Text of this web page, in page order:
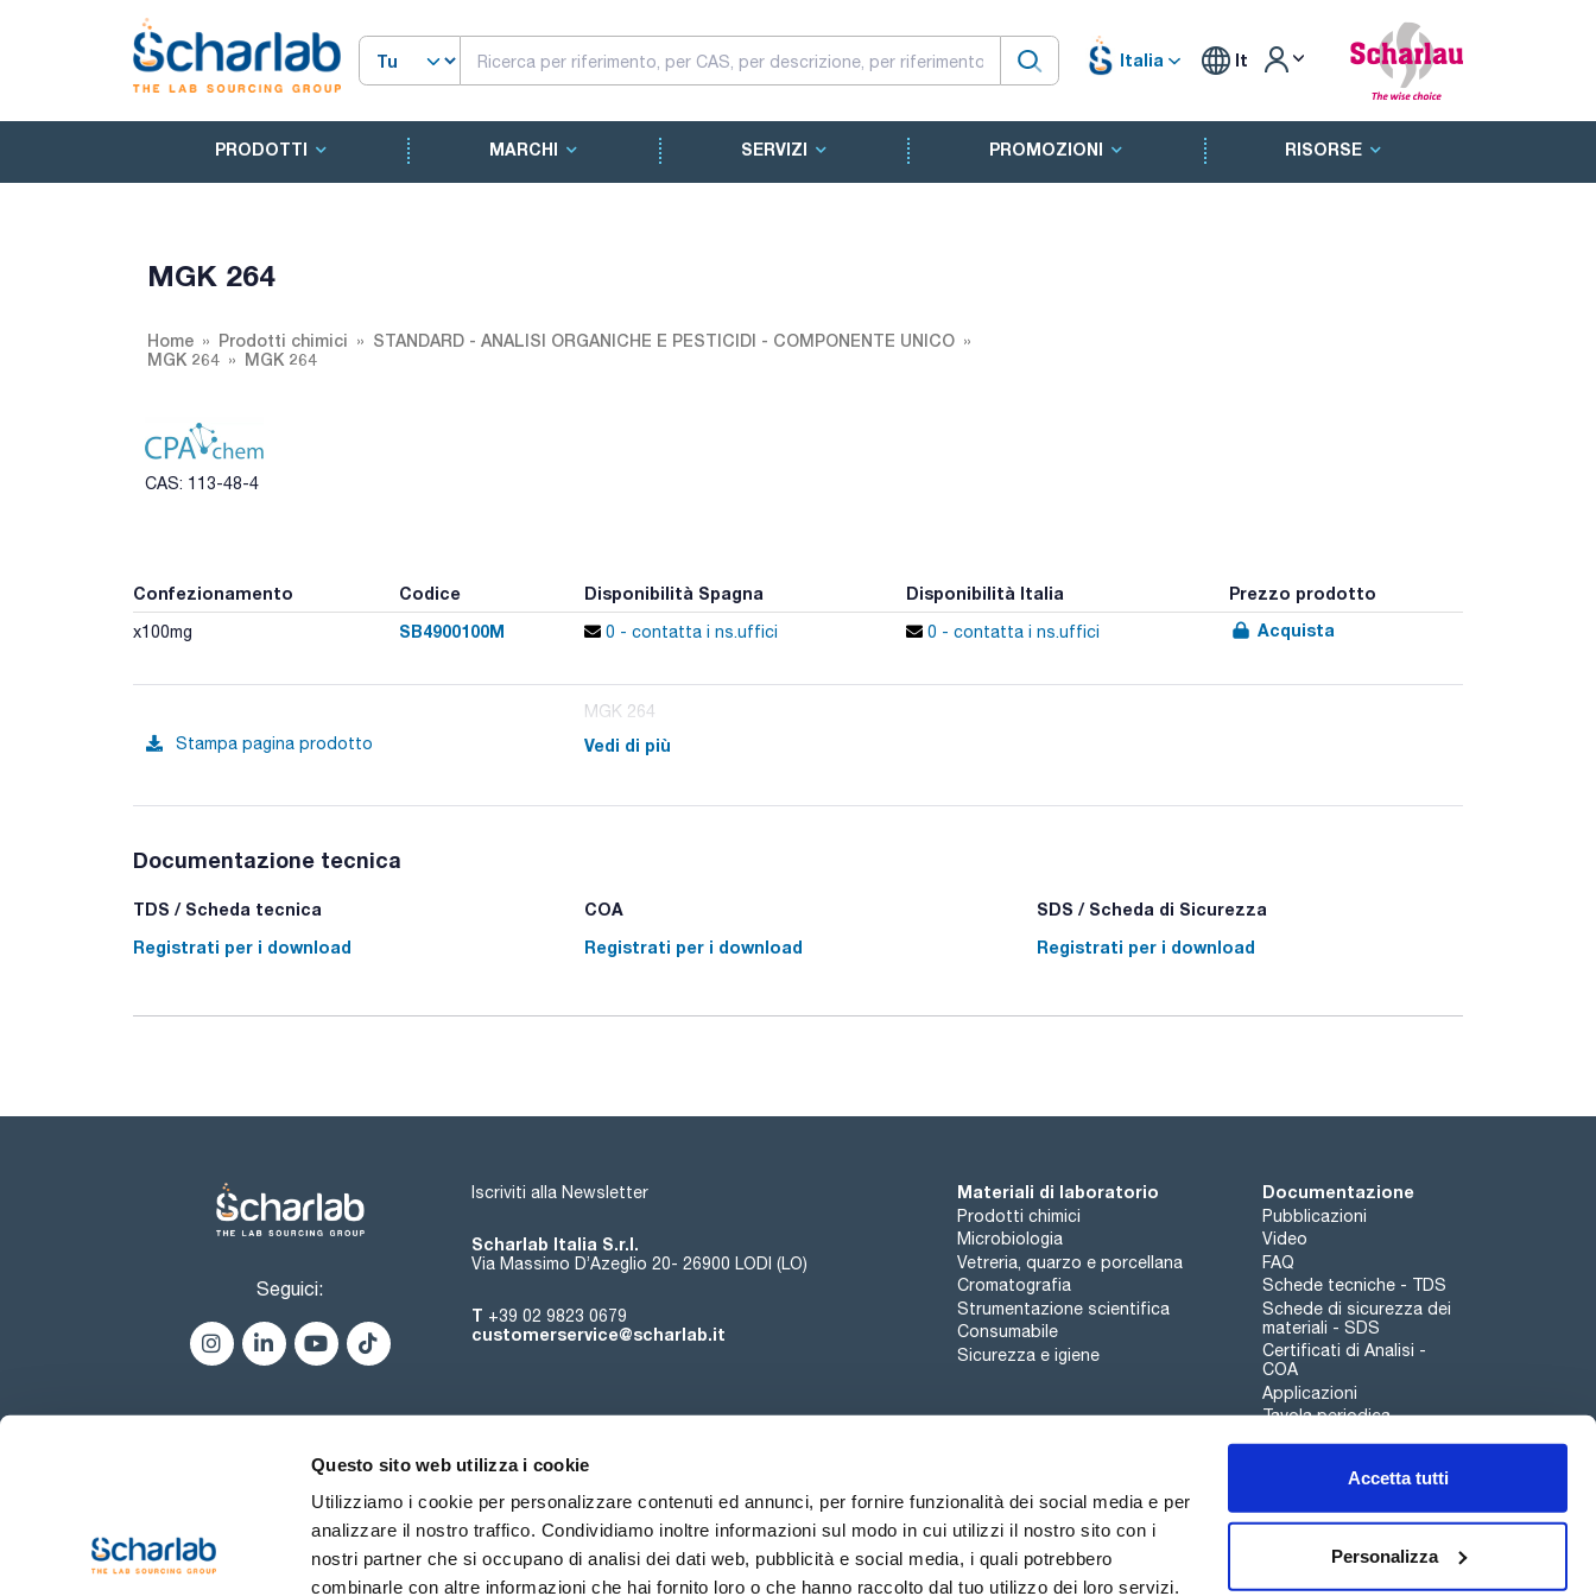
Questo sito web utilizza i cookie
Utilizziamo i cookie per personalizzare contenuti ed annunci, per fornire funzionalità dei social media e per
analizzare il nostro traffico. Condividiamo inoltre informazioni sul modo in cui utilizzi il nostro sito con i
nostri partner che si occupano di analisi dei dati web, pubblicità e social media, i quali potrebbero
combinarle con altre informazioni che hai fornito loro o che hanno raccolto dal tuo utilizzo dei loro servizi.
Accetta tutti
Personalizza
Italia It
PRODOTTI MARCHI SERVIZI PROMOZIONI RISORSE
MGK 264
Home Prodotti chimici
STANDARD - ANALISI ORGANICHE E PESTICIDI - COMPONENTE UNICO
MGK 264
MGK 264
CAS: 113-48-4
Confezionamento Codice Disponibilità Spagna Disponibilità Italia Prezzo prodotto
x100mg SB4900100M 0 - contatta i ns.uffici 0 - contatta i ns.uffici Acquista
Stampa pagina prodotto
MGK 264
Vedi di più
Documentazione tecnica
TDS / Scheda tecnica
Registrati per i download
COA
Registrati per i download
SDS / Scheda di Sicurezza
Registrati per i download
Seguici:
Iscriviti alla Newsletter
Scharlab Italia S.r.l.
Via Massimo D’Azeglio 20- 26900 LODI (LO)
T +39 02 9823 0679
customerservice@scharlab.it
Materiali di laboratorio
Prodotti chimici
Microbiologia
Vetreria, quarzo e porcellana
Cromatografia
Strumentazione scientifica
Consumabile
Sicurezza e igiene
Documentazione
Pubblicazioni
Video
FAQ
Schede tecniche - TDS
Schede di sicurezza dei
materiali - SDS
Certificati di Analisi -
COA
Applicazioni
Tavola periodica
Canale di segnalazioni
Chi siamo Eventi Contatto Novità